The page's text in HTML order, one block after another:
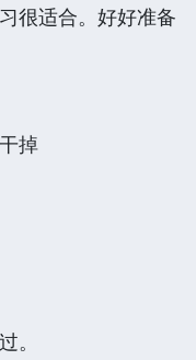
很适合。好好准备
掉
。